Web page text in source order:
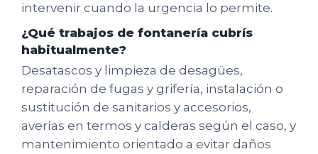
intervenir cuando la urgencia lo permite.
¿Qué trabajos de fontanería cubrís
habitualmente?
Desatascos y limpieza de desagües,
reparación de fugas y grifería, instalación o
sustitución de sanitarios y accesorios,
averías en termos y calderas según el caso, y
mantenimiento orientado a evitar daños